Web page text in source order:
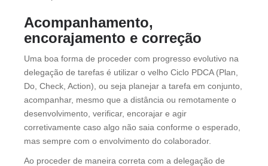
Acompanhamento,
encorajamento e correção
Uma boa forma de proceder com progresso evolutivo na
delegação de tarefas é utilizar o velho Ciclo PDCA (Plan,
Do, Check, Action), ou seja planejar a tarefa em conjunto,
acompanhar, mesmo que a distância ou remotamente o
desenvolvimento, verificar, encorajar e agir
corretivamente caso algo não saia conforme o esperado,
mas sempre com o envolvimento do colaborador.
Ao proceder de maneira correta com a delegação de